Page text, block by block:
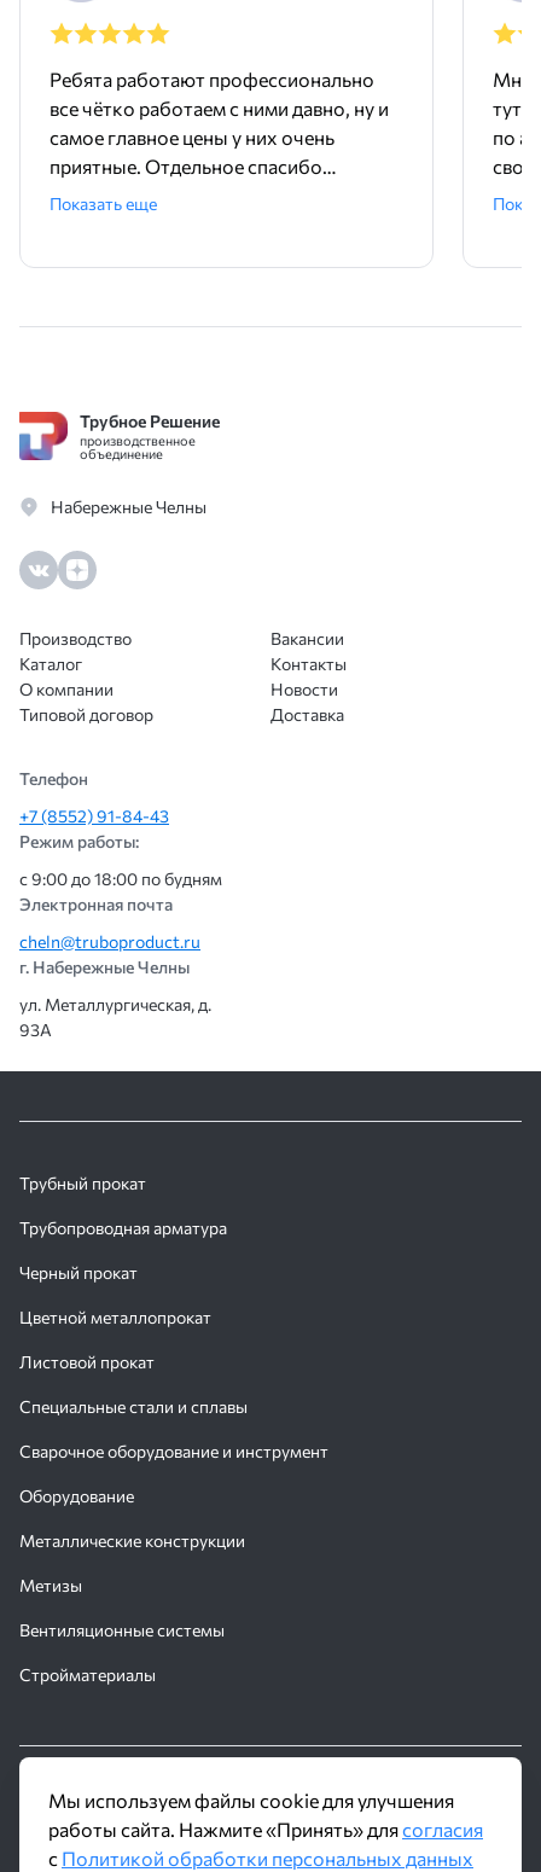
Ребята работают профессионально
все чётко работаем с ними давно, ну и
самое главное цены у них очень
приятные. Отдельное спасибо
менеджеру Родиону!
Показать еще
Мне
тут
по
Трубное Решение
производственное
объединение
Набережные Челны
Производство
Каталог
О компании
Типовой договор
Вакансии
Контакты
Новости
Доставка
Телефон
+7 (8552) 91-84-43
Режим работы:
с 9:00 до 18:00 по будням
Электронная почта
cheln@truboproduct.ru
г. Набережные Челны
ул. Металлургическая, д.
93А
Трубный прокат
Трубопроводная арматура
Черный прокат
Цветной металлопрокат
Листовой прокат
Специальные стали и сплавы
Сварочное оборудование и инструмент
Оборудование
Металлические конструкции
Метизы
Вентиляционные системы
Стройматериалы
© 2016 - 2026 Производственное объединение «Трубное
Решение»
Политика обработки персональных данных
Мы используем файлы cookie для улучшения
работы сайта. Нажмите «Принять» длясогласия
с Политикой обработки персональных данных